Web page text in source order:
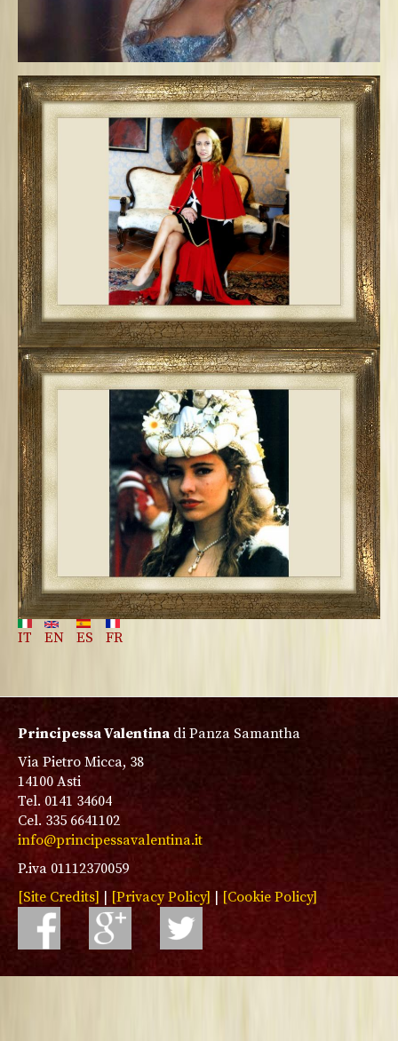
IT EN ES FR
Principessa Valentina di Panza Samantha
Via Pietro Micca, 38
14100 Asti
Tel. 0141 34604
Cel. 335 6641102
info@principessavalentina.it
P.iva 01112370059
[Site Credits]
[Privacy Policy] [Cookie Policy]